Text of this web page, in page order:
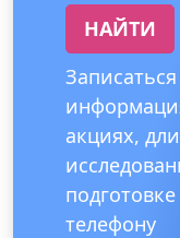
НАЙТИ
акциях,
телефону